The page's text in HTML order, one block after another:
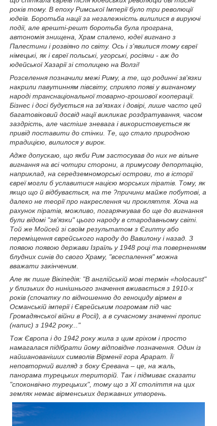
років тому. В епоху Римської Імперії було три революції
юдеїв. Боротьба нації за незалежність вилилися в вируючі
події, але врешті-решт боротьба була програна,
автономія знищена, Храм спалено, юдеї вигнано з
Палестини і розвіяно по світу. Ось і з'явилися тому євреї
німецькі, як і євреї польські, угорські, росіяни - аж до
юдейської Хазарії зі столицею на Волзі!
Розселення позначили межі Риму, а те, що родинні зв'язки
накрили павутинням півсвіту, сприяло появі у вигнаному
народі транснаціональної товарно-грошової кооперації.
Бізнес і досі будується на зв'язках і довірі, лише часто цей
багатовіковий досвід нації викликає роздратування, часом
заздрість, але частіше зневага і використовується як
привід поставити до стінки. Те, що стало природною
традицією, вилилося у вирок.
Адже допускаю, що якби Рим застосував до них не вільне
вигнання на всі чотири сторони, а примусову депортацію,
наприклад, на середземноморські острови, то в історії
євреї могли б уславитися нацією морських піратів. Тому, як
якщо що й відбувається, на те ?причини майже побутові, а
далеко не теорії про накреслення чи прокляття. Хоча на
рахунок піратів, можливо, погарячкував бо ще до вигнання
були відомі "зв'язки" цього народу в стародавньому світі.
Той же Мойсей зі своїм результатом з Єгипту або
переміщення єврейського народу до Вавилону і назад. З
появою появою держави Ізраїль у 1948 році та поверненням
блудних синів до свого Храму, "всеспалення" можна
вважати закінченим.
Але як пише Вікіпедія: "В англійській мові термін «holocaust"
у близьких до нинішнього значення вживається з 1910-х
років (спочатку по відношенню до геноциду вірмен в
Османській імперії і Єврейським погромам під час
Громадянської війни в Росії), а в сучасному значенні пропис
(напис) з 1942 року..."
Тож Європа і до 1942 року жила з цим гріхом і просто
намагалася підібрати йому відповідне позначення. Один із
найшанованіших символів Вірменії гора Арарат. Її
неповторний вигляд з боку Єревана – це, на жаль,
панорама турецьких територій. Так і підмиває сказати
"споконвічно турецьких", тому що з XI століття на цих
землях немає вірменських державних утворень.